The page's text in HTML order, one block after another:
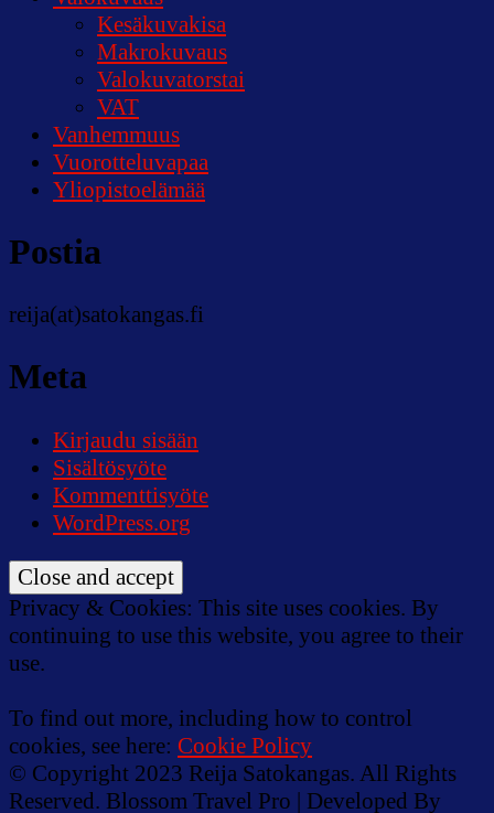
Kesäkuvakisa
Makrokuvaus
Valokuvatorstai
VAT
Vanhemmuus
Vuorotteluvapaa
Yliopistoelämää
Postia
reija(at)satokangas.fi
Meta
Kirjaudu sisään
Sisältösyöte
Kommenttisyöte
WordPress.org
Privacy & Cookies: This site uses cookies. By
continuing to use this website, you agree to their
use.
To find out more, including how to control
cookies, see here: Cookie Policy
© Copyright 2023 Reija Satokangas. All Rights
Reserved. Blossom Travel Pro | Developed By